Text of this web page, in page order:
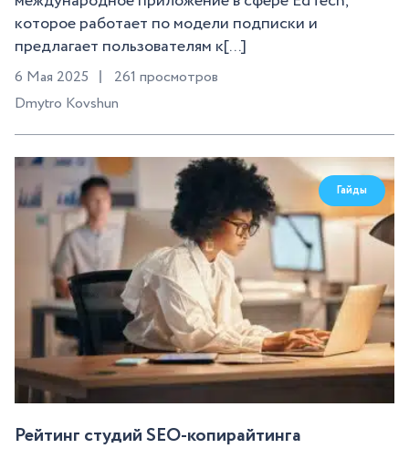
которое работает по модели подписки и
предлагает пользователям к[...]
6 Мая 2025
261 просмотров
Dmytro Kovshun
Гайды
Рейтинг студий SEO-копирайтинга